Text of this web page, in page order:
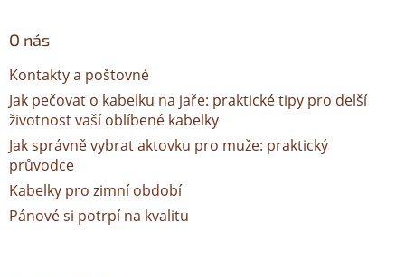
O nás
Kontakty a poštovné
Jak pečovat o kabelku na jaře: praktické tipy pro delší
životnost vaší oblíbené kabelky
Jak správně vybrat aktovku pro muže: praktický
průvodce
Kabelky pro zimní období
Pánové si potrpí na kvalitu